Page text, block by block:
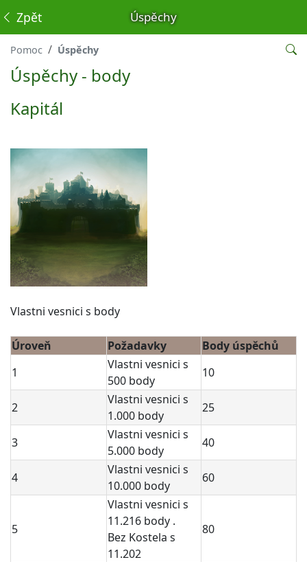
Úspěchy
Zpět
Pomoc Úspěchy
Úspěchy - body
Kapitál
Vlastni vesnici s body
Úroveň Požadavky
Body úspěchů
1
Vlastni vesnici s
500 body
10
2
Vlastni vesnici s
1.000 body
25
3
Vlastni vesnici s
5.000 body
40
4
Vlastni vesnici s
10.000 body
60
5
Vlastni vesnici s
11.216 body .
Bez Kostela s
11.202
80